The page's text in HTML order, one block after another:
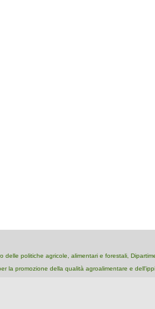
delle politiche agricole, alimentari e forestali,
la promozione della qualità agroalimentare e